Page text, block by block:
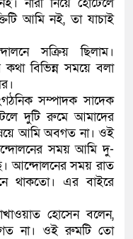
আমি নই, তা যাচাই
সক্রিয় ছিলাম।
কথা বিভিন্ন সময়ে বলা
সম্পাদক সাদেক
দুটি রুমে আমাদের
আমি অবগত না। ওই
সময় আমি দু-
আন্দোলনের সময় রাত
থাকতো। এর বাইরে
হোসেন বলেন,
না। ওই রুমটি তো